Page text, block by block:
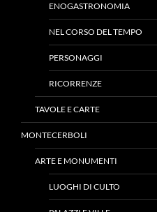
ENOGASTRONOMIA
NEL CORSO DEL TEMPO
PERSONAGGI
RICORRENZE
TAVOLE E CARTE
MONTECERBOLI
ARTE E MONUMENTI
LUOGHI DI CULTO